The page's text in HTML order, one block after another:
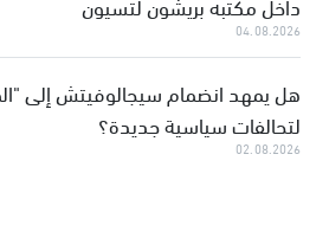
04.08.2026
هل يمهد انضمام سيجالوفيتش إلى
لتحالفات سياسية جديدة؟
02.08.2026